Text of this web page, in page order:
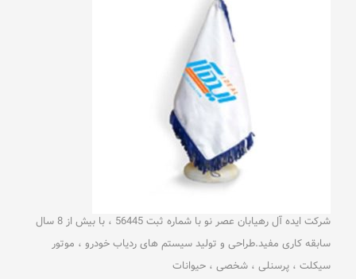
شرکت ایده آل رهیابان عصر نو با شماره ثبت 56445 ، با بیش از 8 سال
سابقه کاری مفید.طراحی و تولید سیستم های ردیاب خودرو ، موتور
سیکلت ، پرسنلی ، شخصی ، حیوانات